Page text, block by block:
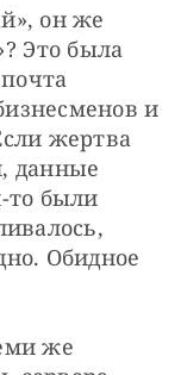
он же
Это была
и
жертва
данные
то были
Обидное
же